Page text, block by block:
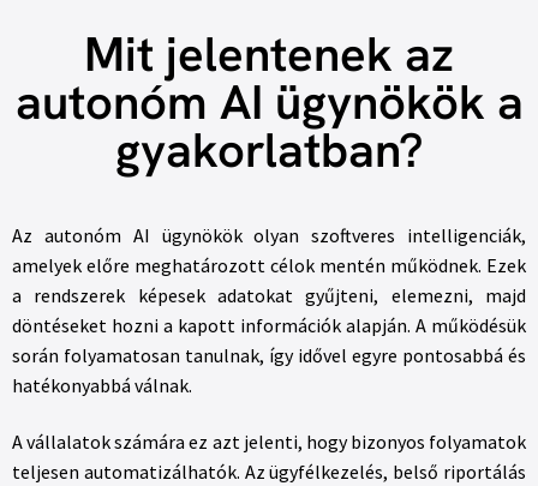
Mit jelentenek az
autonóm AI ügynökök a
gyakorlatban?
Az autonóm AI ügynökök olyan szoftveres intelligenciák,
amelyek előre meghatározott célok mentén működnek. Ezek
a rendszerek képesek adatokat gyűjteni, elemezni, majd
döntéseket hozni a kapott információk alapján. A működésük
során folyamatosan tanulnak, így idővel egyre pontosabbá és
hatékonyabbá válnak.
A vállalatok számára ez azt jelenti, hogy bizonyos folyamatok
teljesen automatizálhatók. Az ügyfélkezelés, belső riportálás